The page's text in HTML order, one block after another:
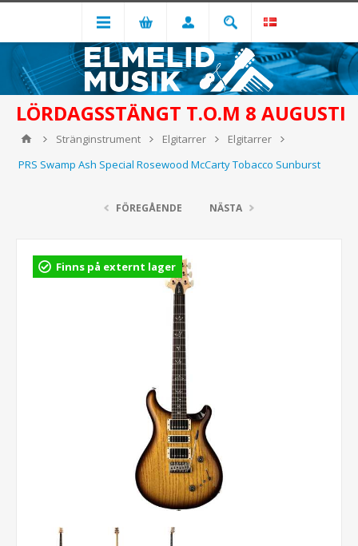
LÖRDAGSSTÄNGT T.O.M 8 AUGUSTI
Stränginstrument Elgitarrer
Elgitarrer
PRS Swamp Ash Special Rosewood McCarty Tobacco Sunburst
FÖREGÅENDE NÄSTA
Finns på externt lager